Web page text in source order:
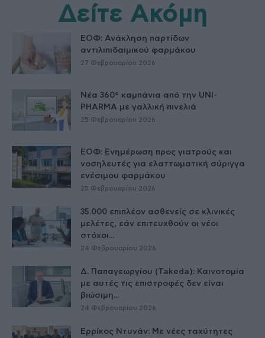
Δείτε Ακόμη
ΕΟΦ: Ανάκληση παρτίδων
αντιλιπιδαιμικού φαρμάκου
27 Φεβρουαρίου 2026
Νέα 360° καμπάνια από την UNI-
PHARMA με γαλλική πινελιά
25 Φεβρουαρίου 2026
ΕΟΦ: Ενημέρωση προς γιατρούς και
νοσηλευτές για ελαττωματική σύριγγα
ενέσιμου φαρμάκου
25 Φεβρουαρίου 2026
35.000 επιπλέον ασθενείς σε κλινικές
μελέτες, εάν επιτευχθούν οι νέοι
στόχοι...
24 Φεβρουαρίου 2026
Δ. Παπαγεωργίου (Takeda): Καινοτομία
με αυτές τις επιστροφές δεν είναι
βιώσιμη...
24 Φεβρουαρίου 2026
Ερρίκος Ντυνάν: Με νέες ταχύτητες